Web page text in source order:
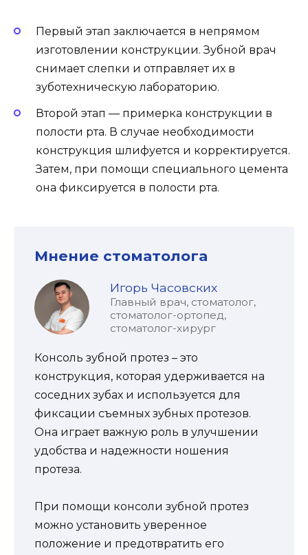
Первый этап заключается в непрямом
изготовлении конструкции. Зубной врач
снимает слепки и отправляет их в
зуботехническую лабораторию.
Второй этап — примерка конструкции в
полости рта. В случае необходимости
конструкция шлифуется и корректируется.
Затем, при помощи специального цемента
она фиксируется в полости рта.
Мнение стоматолога
Игорь Часовских
Главный врач, стоматолог,
стоматолог-ортопед,
стоматолог-хирург
Консоль зубной протез – это
конструкция, которая удерживается на
соседних зубах и используется для
фиксации съемных зубных протезов.
Она играет важную роль в улучшении
удобства и надежности ношения
протеза.
При помощи консоли зубной протез
можно установить уверенное
положение и предотвратить его